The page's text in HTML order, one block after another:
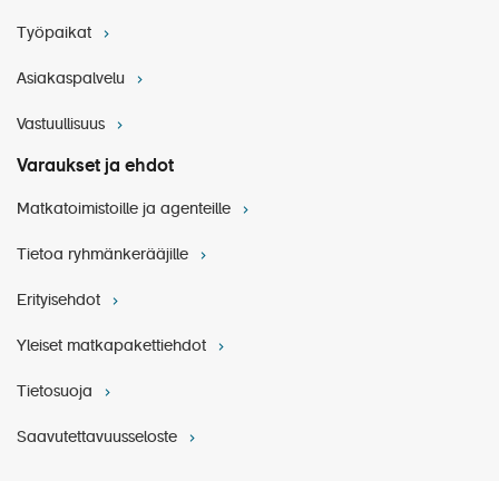
@AmbassadorCruiseLine
Sea & Grass:
majoituksen ilman ikkunaa. Varusteluun kuuluu oma
hiustenkuivaaja sekä tee- ja kahvinkeittovälineet.
Työpaikat
Asiakaspalvelu
Vastuullisuus
Varaukset ja ehdot
Matkatoimistoille ja agenteille
Tietoa ryhmänkerääjille
Erityisehdot
Yleiset matkapakettiehdot
Tietosuoja
Saavutettavuusseloste